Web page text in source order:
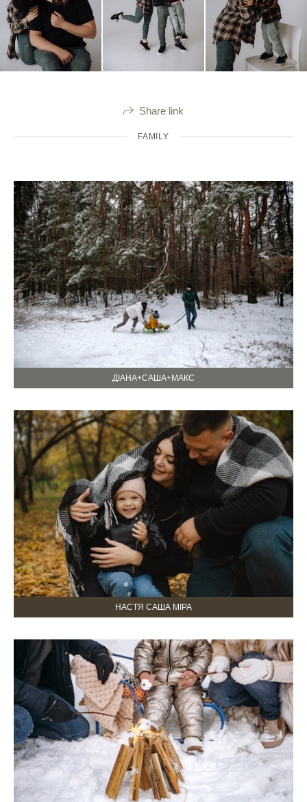
Share link
FAMILY
ДІАНА+САША+МАКС
НАСТЯ САША МІРА